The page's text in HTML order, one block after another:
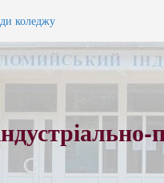
коледжу
вальсу…